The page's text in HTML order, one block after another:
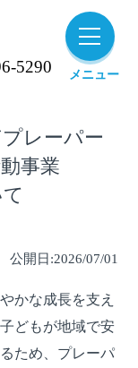
5290 メニュー
レーパー
事業
公開日:2026/07/01
かな成長を支え
どもが地域で安
ため、プレーパ